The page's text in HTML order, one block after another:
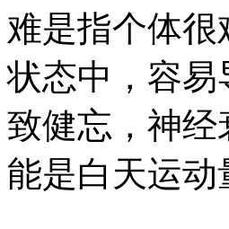
难是指个体
状态中，容
致健忘，神
能是白天运